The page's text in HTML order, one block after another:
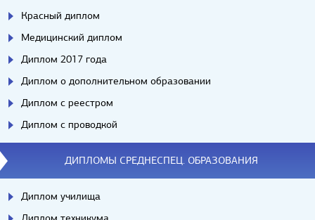
Красный диплом
Медицинский диплом
Диплом 2017 года
Диплом о дополнительном образовании
Диплом с реестром
Диплом с проводкой
ДИПЛОМЫ СРЕДНЕСПЕЦ. ОБРАЗОВАНИЯ
Диплом училища